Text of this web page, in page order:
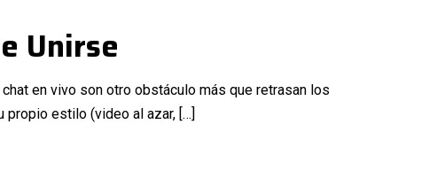
Unirse
en vivo son otro obstáculo más que retrasan los
estilo (video al azar, […]